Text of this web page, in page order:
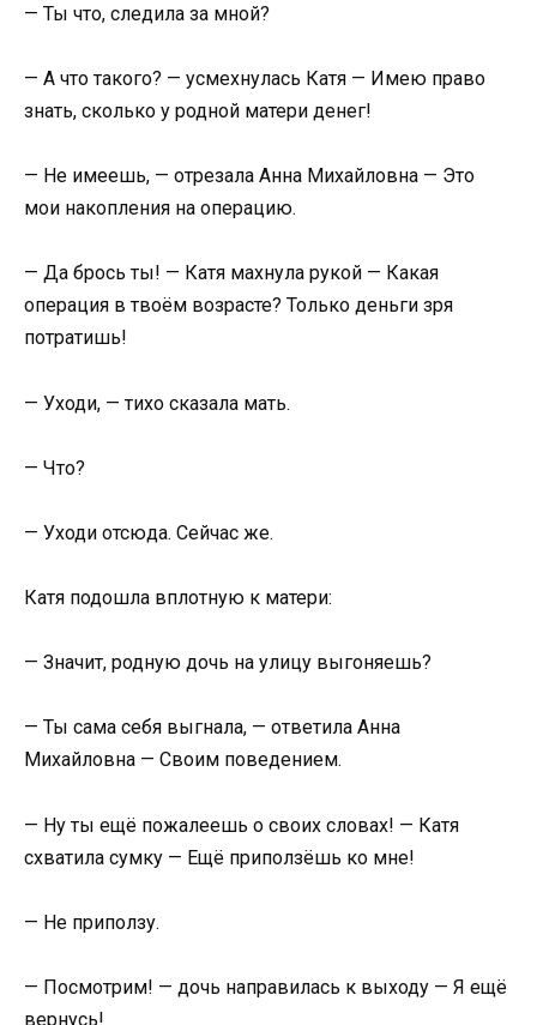
— Ты что, следила за мной?
— А что такого? — усмехнулась Катя — Имею право
знать, сколько у родной матери денег!
— Не имеешь, — отрезала Анна Михайловна — Это
мои накопления на операцию.
— Да брось ты! — Катя махнула рукой — Какая
операция в твоём возрасте? Только деньги зря
потратишь!
— Уходи, — тихо сказала мать.
— Что?
— Уходи отсюда. Сейчас же.
Катя подошла вплотную к матери:
— Значит, родную дочь на улицу выгоняешь?
— Ты сама себя выгнала, — ответила Анна
Михайловна — Своим поведением.
— Ну ты ещё пожалеешь о своих словах! — Катя
схватила сумку — Ещё приползёшь ко мне!
— Не приползу.
— Посмотрим! — дочь направилась к выходу — Я ещё
вернусь!